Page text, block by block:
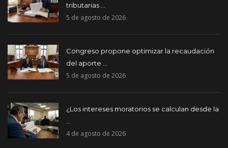
tributarias ...
5 de agosto de 2026
Congreso propone optimizar la recaudación
del aporte ...
5 de agosto de 2026
¿Los intereses moratorios se calculan desde la
4 de agosto de 2026